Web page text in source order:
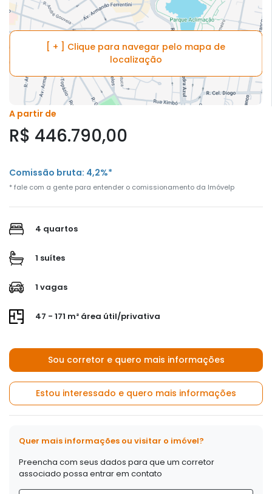
[ + ] Clique para navegar pelo mapa de
localização
A partir de
R$ 446.790,00
Comissão bruta: 4,2%*
* fale com a gente para entender o comissionamento da Imóvelp
4 quartos
1 suítes
1 vagas
47 - 171 m² área útil/privativa
Sou corretor e quero mais informações
Estou interessado e quero mais informações
Quer mais informações ou visitar o imóvel?
Preencha com seus dados para que um corretor
associado possa entrar em contato